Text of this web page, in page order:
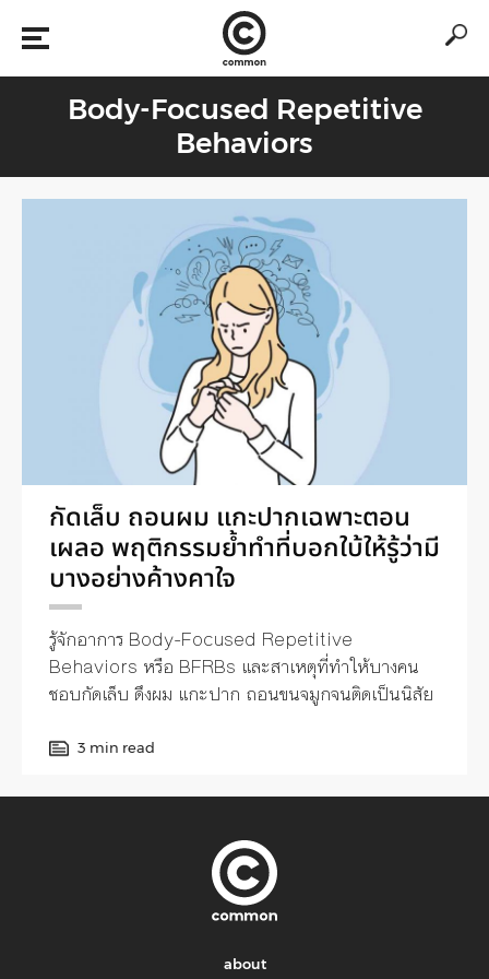
Body-Focused Repetitive
Behaviors
กัดเล็บ ถอนผม แกะปากเฉพาะตอน
เผลอ พฤติกรรมย้ำทำที่บอกใบ้ให้รู้ว่ามี
บางอย่างค้างคาใจ
รู้จักอาการ Body-Focused Repetitive
Behaviors หรือ BFRBs และสาเหตุที่ทำให้บางคน
ชอบกัดเล็บ ดึงผม แกะปาก ถอนขนจมูกจนติดเป็นนิสัย
3 min read
about